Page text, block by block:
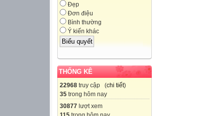
Đẹp
Đơn điệu
Bình thường
Ý kiến khác
THỐNG KÊ
22968 truy cập (chi tiết)
35 trong hôm nay
30877 lượt xem